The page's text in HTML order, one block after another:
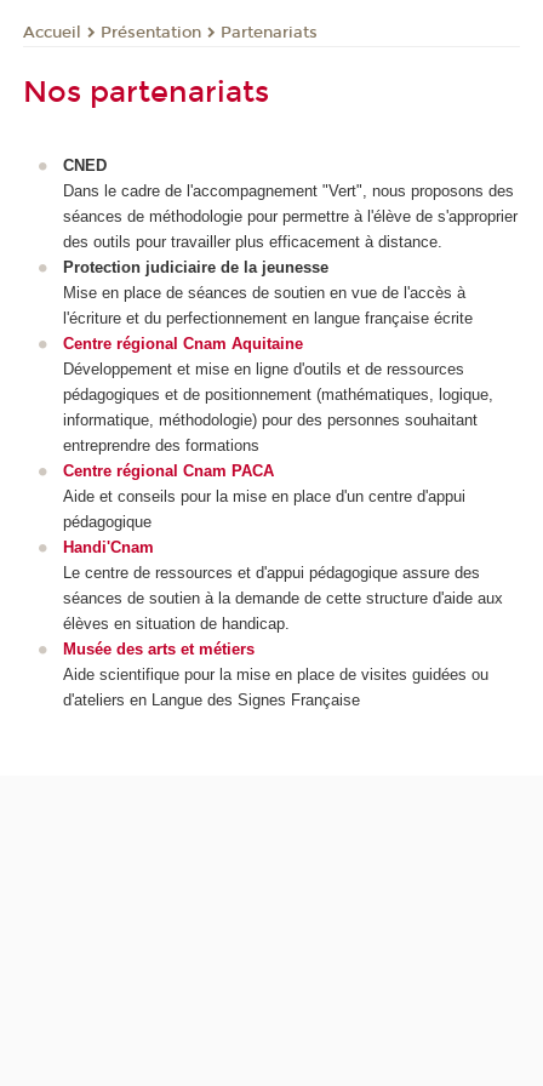
Accueil Présentation Partenariats
Nos partenariats
CNED
Dans le cadre de l'accompagnement "Vert", nous proposons des
séances de méthodologie pour permettre à l'élève de s'approprier
des outils pour travailler plus efficacement à distance.
Protection judiciaire de la jeunesse
Mise en place de séances de soutien en vue de l'accès à
l'écriture et du perfectionnement en langue française écrite
Centre régional Cnam Aquitaine
Développement et mise en ligne d'outils et de ressources
pédagogiques et de positionnement (mathématiques, logique,
informatique, méthodologie) pour des personnes souhaitant
entreprendre des formations
Centre régional Cnam PACA
Aide et conseils pour la mise en place d'un centre d'appui
pédagogique
Handi'Cnam
Le centre de ressources et d'appui pédagogique assure des
séances de soutien à la demande de cette structure d'aide aux
élèves en situation de handicap.
Musée des arts et métiers
Aide scientifique pour la mise en place de visites guidées ou
d'ateliers en Langue des Signes Française